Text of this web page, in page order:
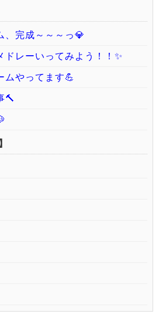
、完成～～～っ💎
ドレーいってみよう！！✨
ムやってます💪
🔨